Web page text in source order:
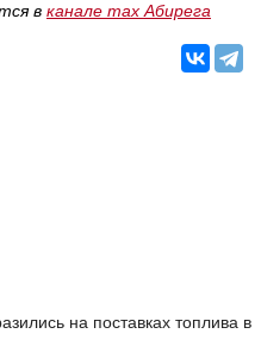
в канале max Абирега
на поставках топлива в